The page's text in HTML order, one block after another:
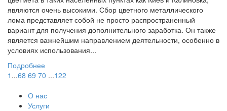
являются очень высокими. Сбор цветного металлического
лома представляет собой не просто распространенный
вариант для получения дополнительного заработка. Он также
является важнейшим направлением деятельности, особенно в
условиях использования...
Подробнее
1 ...68 69 70 ...122
О нас
Услуги